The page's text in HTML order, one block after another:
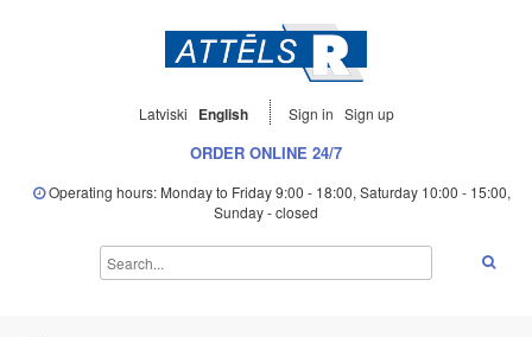
Latviski English Sign in Sign up
ORDER ONLINE 24/7
Operating hours: Monday to Friday 9:00 - 18:00, Saturday 10:00 - 15:00,
Sunday - closed